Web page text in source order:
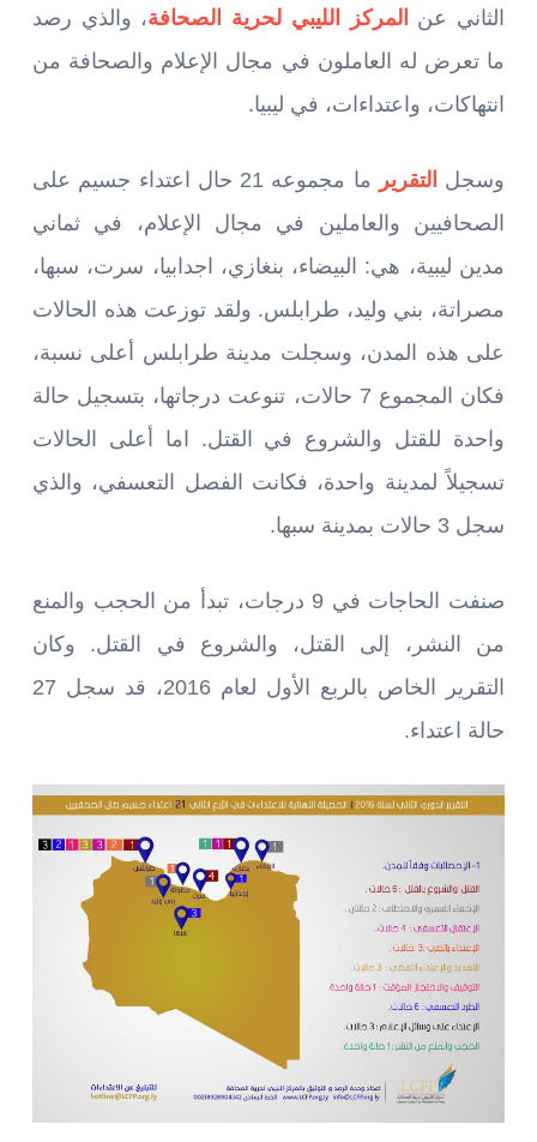
الثاني عن
المركز الليبي لحرية الصحافة، والذي رصد
ما تعرض له العاملون في مجال الإعلام والصحافة من
انتهاكات، واعتداءات، في ليبيا.
وسجل التقرير
ما مجموعه 21 حال اعتداء جسيم على
الصحافيين والعاملين في مجال الإعلام، في ثماني
مدين ليبية، هي: البيضاء، بنغازي، اجدابيا، سرت، سبها،
مصراتة، بني وليد، طرابلس. ولقد توزعت هذه الحالات
على هذه المدن، وسجلت مدينة طرابلس أعلى نسبة،
فكان المجموع 7 حالات، تنوعت درجاتها، بتسجيل حالة
واحدة للقتل والشروع في القتل. اما أعلى الحالات
تسجيلاً لمدينة واحدة، فكانت الفصل التعسفي، والذي
سجل 3 حالات بمدينة سبها.
صنفت الحاجات في 9 درجات، تبدأ من الحجب والمنع
من النشر، إلى القتل، والشروع في القتل. وكان
التقرير الخاص بالربع الأول لعام 2016، قد سجل 27
حالة اعتداء.